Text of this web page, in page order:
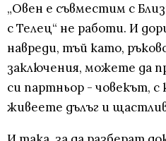
„Овен е съвместим с
с Телец“ не работи. И
навреди, тъй като,
заключения, можете да
си партньор - човекът,
живеете дълъг и